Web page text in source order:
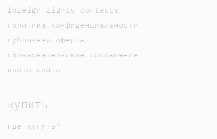
foreign rights contacts
политика конфиденциальности
публичная оферта
пользовательское соглашение
карта сайта
купить
где купить?